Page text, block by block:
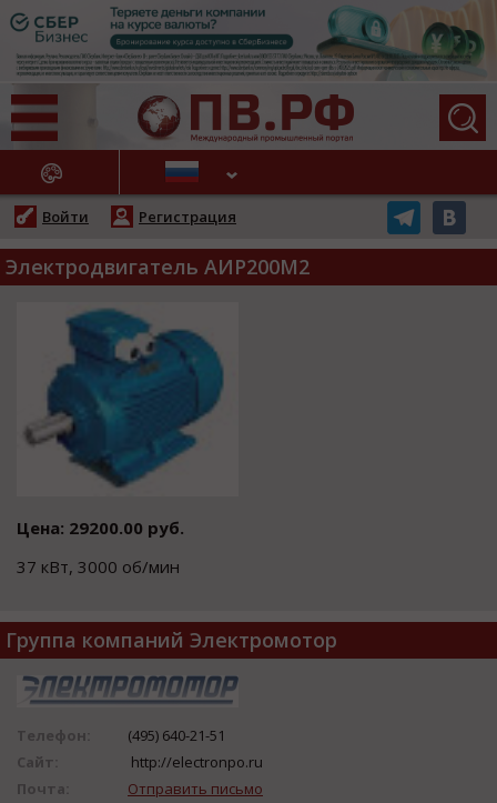
НОВОСТИ
Войти Регистрация
Электродвигатель АИР200М2
Цена: 29200.00 руб.
37 кВт, 3000 об/мин
Группа компаний Электромотор
Телефон:
(495) 640-21-51
Сайт:
http://electronpo.ru
Почта:
Отправить письмо